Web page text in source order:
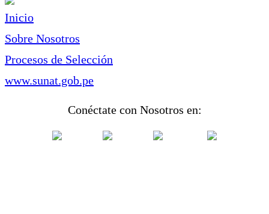
Inicio
Sobre Nosotros
Procesos de Selección
www.sunat.gob.pe
Conéctate con Nosotros en: